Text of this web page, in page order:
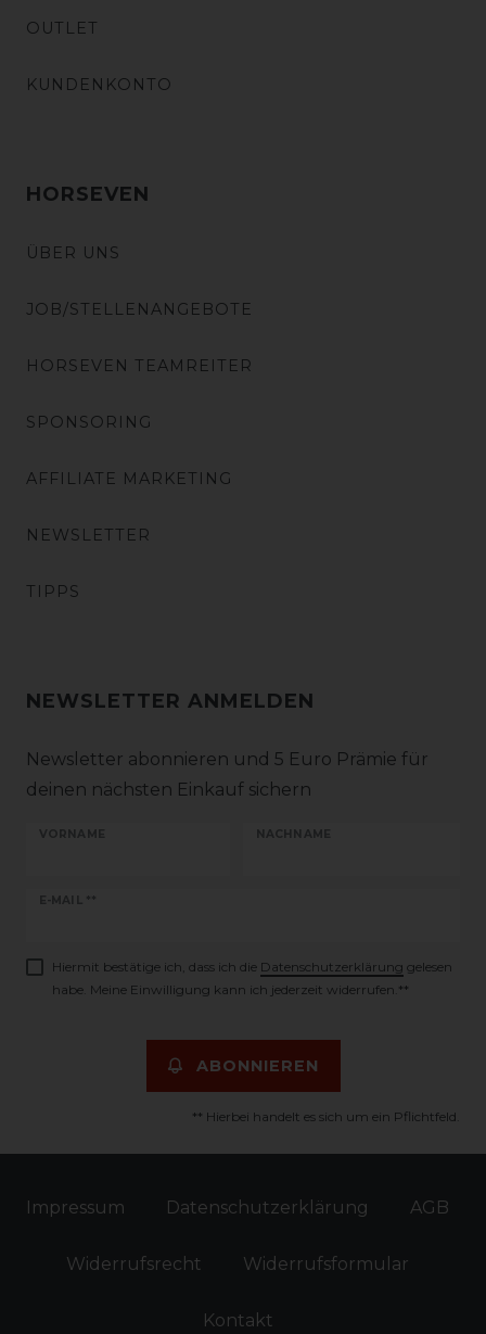
OUTLET
KUNDENKONTO
HORSEVEN
ÜBER UNS
JOB/STELLENANGEBOTE
HORSEVEN TEAMREITER
SPONSORING
AFFILIATE MARKETING
NEWSLETTER
TIPPS
NEWSLETTER ANMELDEN
Newsletter abonnieren und 5 Euro Prämie für
deinen nächsten Einkauf sichern
VORNAME NACHNAME
E-MAIL **
Newsletter
Hiermit bestätige ich, dass ich die Daten­schutz­erklärung gelesen
habe. Meine Einwilligung kann ich jederzeit widerrufen.**
ABONNIEREN
** Hierbei handelt es sich um ein Pflichtfeld.
Impressum Daten­schutz­erklärung AGB
Widerrufs­recht Widerrufs­formular
Kontakt